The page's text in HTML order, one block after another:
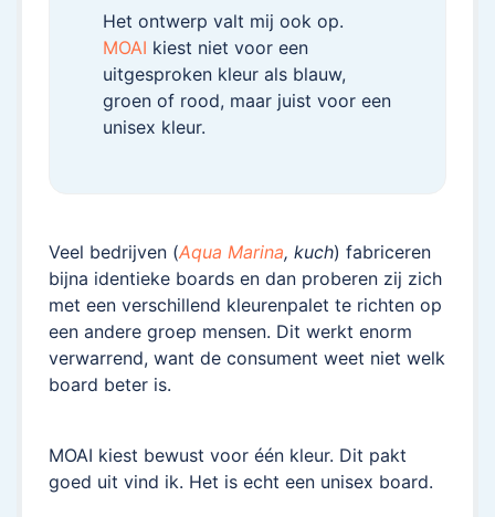
Het ontwerp valt mij ook op.
MOAI kiest niet voor een
uitgesproken kleur als blauw,
groen of rood, maar juist voor een
unisex kleur.
Veel bedrijven (Aqua Marina, kuch) fabriceren
bijna identieke boards en dan proberen zij zich
met een verschillend kleurenpalet te richten op
een andere groep mensen. Dit werkt enorm
verwarrend, want de consument weet niet welk
board beter is.
MOAI kiest bewust voor één kleur. Dit pakt
goed uit vind ik. Het is echt een unisex board.